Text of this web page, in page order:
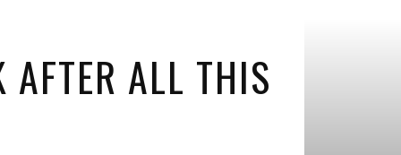
ALL THIS